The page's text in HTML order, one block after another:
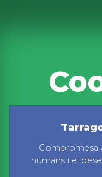
Compromesa
humans i el